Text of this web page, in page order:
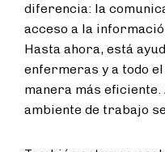
diferencia: la
acceso a la
Hasta ahora, está
enfermeras y a todo
manera más eficiente.
ambiente de trabajo